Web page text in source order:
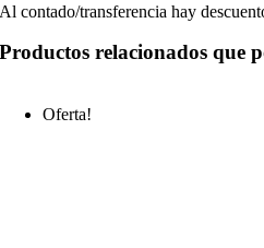
Al contado/transferencia hay
Productos relacionados que
Oferta!